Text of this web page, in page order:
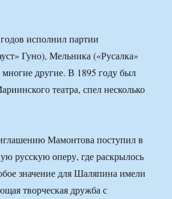
исполнил партии
Гуно), Мельника («Русалка»
другие. В 1895 году был
театра, спел несколько
Мамонтова поступил в
русскую оперу, где раскрылось
значение для Шаляпина имели
творческая дружба с